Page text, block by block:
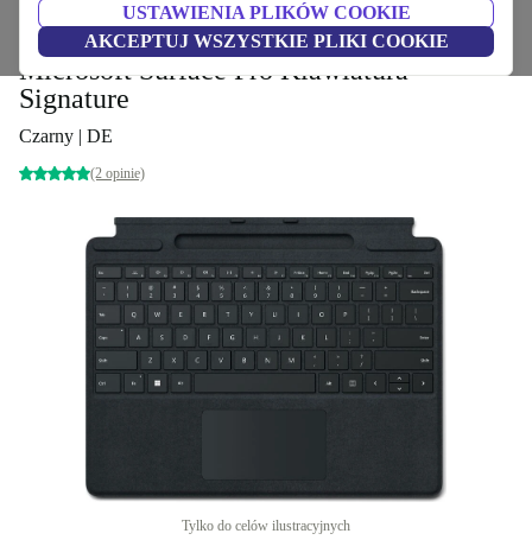
USTAWIENIA PLIKÓW COOKIE
AKCEPTUJ WSZYSTKIE PLIKI COOKIE
Produkty Akcesoria komputerowe
Microsoft Surface Pro Klawiatura
Signature
Czarny | DE
(2 opinie)
Tylko do celów ilustracyjnych